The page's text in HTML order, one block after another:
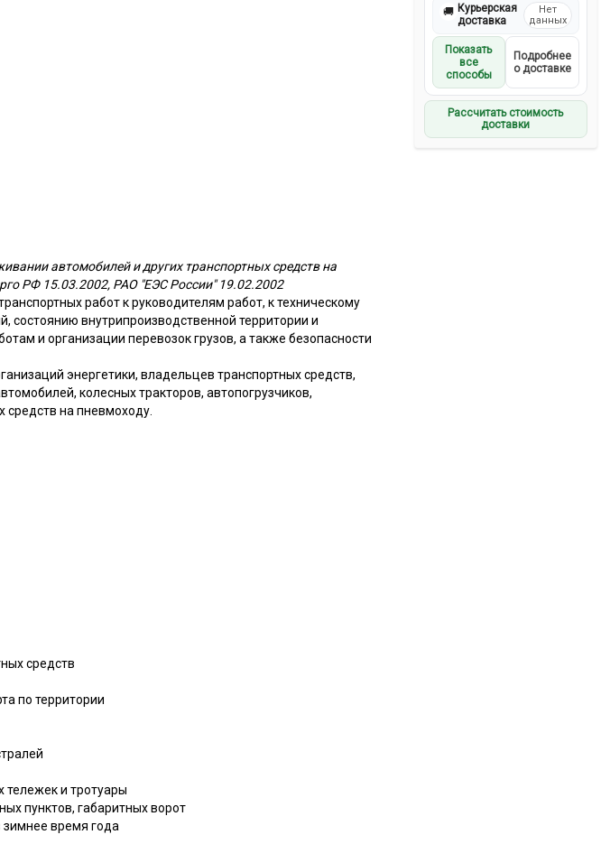
🚚 Курьерская
доставка
Нет
данных
Показать
все
способы
Подробнее
о доставке
Рассчитать стоимость
доставки
автомобилей и других транспортных средств на
РФ 15.03.2002, РАО "ЕЭС России" 19.02.2002
работ к руководителям работ, к техническому
состоянию внутрипроизводственной территории и
и организации перевозок грузов, а также безопасности
энергетики, владельцев транспортных средств,
колесных тракторов, автопогрузчиков,
средств на пневмоходу.
средств
по территории
и тротуары
пунктов, габаритных ворот
зимнее время года